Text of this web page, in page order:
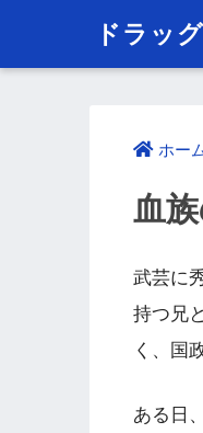
ドラッ
ホー
血
武芸に
持つ兄
く、国
ある日